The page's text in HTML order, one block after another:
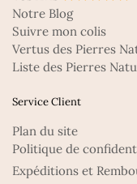
Notre Blog
Suivre mon colis
Vertus des Pierres
Liste des Pierres
Service Client
Plan du site
Politique de
Expéditions et